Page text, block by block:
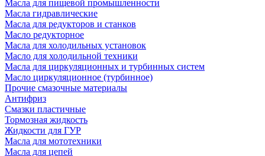
Масла для пищевой промышленности
Масла гидравлические
Масла для редукторов и станков
Масло редукторное
Масла для холодильных установок
Масло для холодильной техники
Масла для циркуляционных и турбинных систем
Масло циркуляционное (турбинное)
Прочие смазочные материалы
Антифриз
Смазки пластичные
Тормозная жидкость
Жидкости для ГУР
Масла для мототехники
Масла для цепей